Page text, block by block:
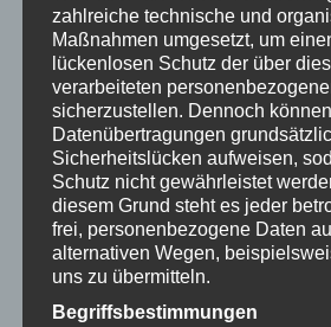
zahlreiche technische und
Maßnahmen umgesetzt, um
lückenlosen Schutz der über
verarbeiteten
sicherzustellen. Dennoch
Datenübertragungen
Sicherheitslücken aufweisen,
Schutz nicht gewährleistet
diesem Grund steht es jeder
frei, personenbezogene Daten
alternativen Wegen,
uns zu übermitteln.
Begriffsbestimmungen